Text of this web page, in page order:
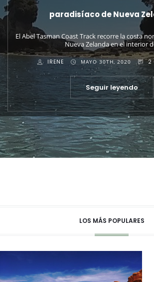
Tipo Distancia Desnivel Esfuerzo Técnica
1530 m Medio Expuesto El sendero
expuesto, rocoso
IRENE JUNIO 17TH, 2026 0
Seguir leyendo
LOS MÁS POPULARES